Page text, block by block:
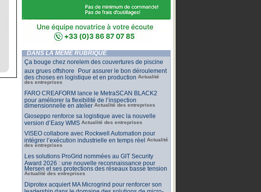
DANS LA MÊME RUBRIQUE
Ça bouge chez norelem des couvertures de piscine
aux grues offshore Pour assurer le bon déroulement
des choses en logistique et en production Actualité
des entreprises
FARO CREAFORM lance le MetraSCAN BLACK2
pour améliorer la flexibilité de l’inspection
dimensionnelle en atelier Actualité des entreprises
Gioseppo renforce sa logistique avec la nouvelle
version d’Easy WMS Actualité des entreprises
VISEO collabore avec Rockwell Automation pour
intégrer l’exécution industrielle en temps réel Actualité
des entreprises
Les solutions ProGrid nommées au GIT Security
Award 2026 : une nouvelle reconnaissance pour
Mersen et ses protections des réseaux basse tension
Actualité des entreprises
Diprotex acquiert MA Microgrind pour renforcer son
leadership dans le domaine des solutions de micro-